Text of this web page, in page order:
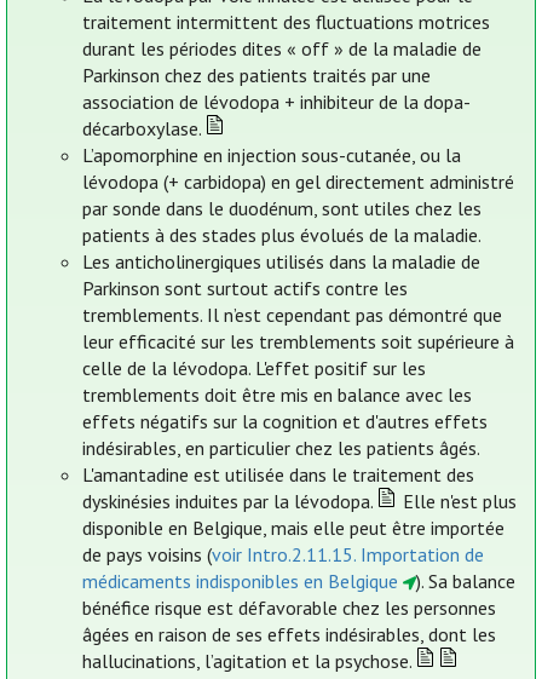
traitement intermittent des fluctuations motrices
durant les périodes dites « off » de la maladie de
Parkinson chez des patients traités par une
association de lévodopa + inhibiteur de la dopa-
décarboxylase.
L’apomorphine en injection sous-cutanée, ou la
lévodopa (+ carbidopa) en gel directement administré
par sonde dans le duodénum, sont utiles chez les
patients à des stades plus évolués de la maladie.
Les anticholinergiques utilisés dans la maladie de
Parkinson sont surtout actifs contre les
tremblements. Il n’est cependant pas démontré que
leur efficacité sur les tremblements soit supérieure à
celle de la lévodopa. L'effet positif sur les
tremblements doit être mis en balance avec les
effets négatifs sur la cognition et d'autres effets
indésirables, en particulier chez les patients âgés.
L'amantadine est utilisée dans le traitement des
dyskinésies induites par la lévodopa.
Elle n'est plus
disponible en Belgique, mais elle peut être importée
de pays voisins (voir Intro.2.11.15. Importation de
médicaments indisponibles en Belgique
). Sa balance
bénéfice risque est défavorable chez les personnes
âgées en raison de ses effets indésirables, dont les
hallucinations, l’agitation et la psychose.